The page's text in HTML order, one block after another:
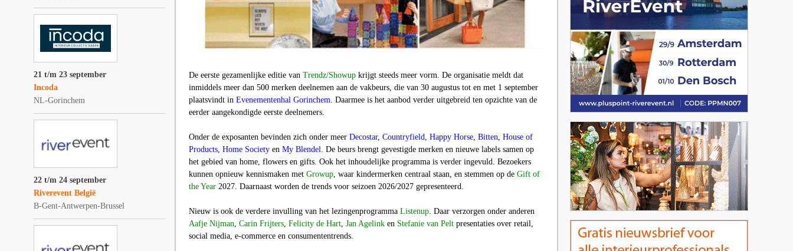
21 t/m 23 september
Incoda
NL-Gorinchem
22 t/m 24 september
Riverevent België
B-Gent-Antwerpen-Brussel
De eerste gezamenlijke editie van Trendz/Showup krijgt steeds meer vorm. De organisatie meldt dat
inmiddels meer dan 500 merken deelnemen aan de vakbeurs, die van 30 augustus tot en met 1 september
plaatsvindt in Evenementenhal Gorinchem. Daarmee is het aanbod verder uitgebreid ten opzichte van de
eerder aangekondigde eerste deelnemers.
Onder de exposanten bevinden zich onder meer Decostar, Countryfield, Happy Horse, Bitten, House of
Products, Home Society en My Blendel. De beurs brengt gevestigde merken en nieuwe labels samen op
het gebied van home, flowers en gifts. Ook het inhoudelijke programma is verder ingevuld. Bezoekers
kunnen opnieuw kennismaken met Growup, waar kindermerken centraal staan, en stemmen op de Gift of
the Year 2027. Daarnaast worden de trends voor seizoen 2026/2027 gepresenteerd.
Nieuw is ook de verdere invulling van het lezingenprogramma Listenup. Daar verzorgen onder anderen
Aafje Nijman, Carin Frijters, Felicity de Hart, Jan Agelink en Stefanie van Pelt presentaties over retail,
social media, e-commerce en consumententrends.